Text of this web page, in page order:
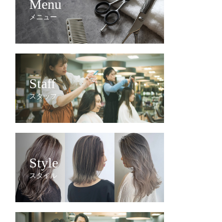
Menu
メニュー
Staff
スタッフ
Style
スタイル